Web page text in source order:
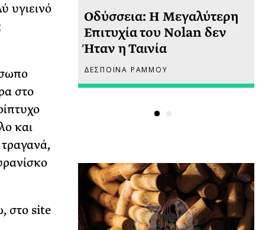
υγιεινό
στο
και
στο site
Οδύσσεια: Η Μεγαλύτερη
Επιτυχία του Nolan δεν
Ήταν η Ταινία
ΔΕΣΠΟΙΝΑ ΡΑΜΜΟΥ